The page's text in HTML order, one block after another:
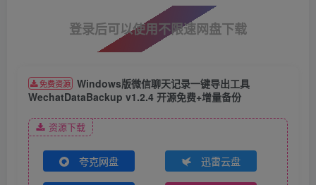
登录后可以使用不限速网盘下载
免费资源 Windows版微信聊天记录一键导出工具
WechatDataBackup v1.2.4 开源免费+增量备份​
资源下载
夸克网盘 迅雷云盘